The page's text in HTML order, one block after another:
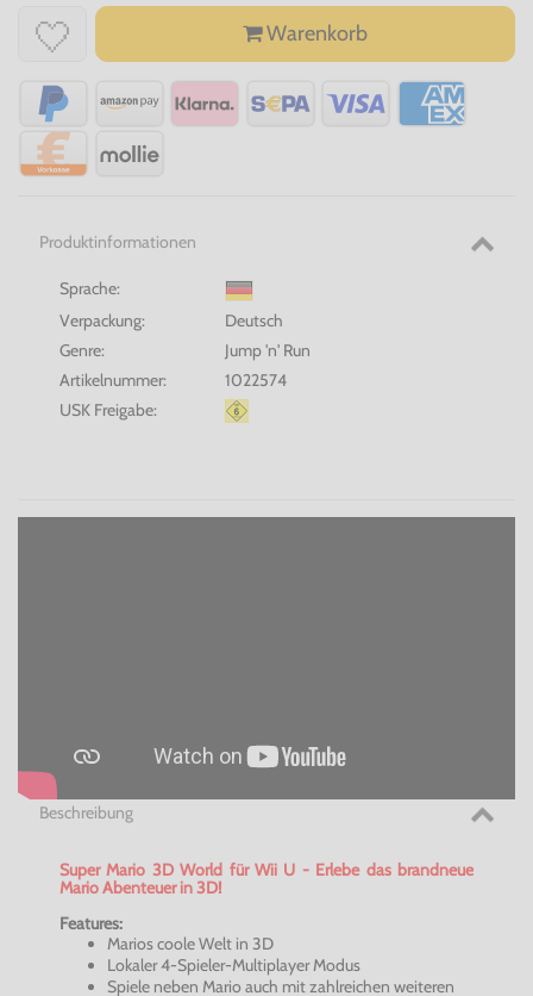
Warenkorb
Produktinformationen
Sprache:
Verpackung:
Deutsch
Genre:
Jump 'n' Run
Artikelnummer:
1022574
USK Freigabe:
Beschreibung
Super Mario 3D World für Wii U - Erlebe das brandneue
Mario Abenteuer in 3D!
Features:
Marios coole Welt in 3D
Lokaler 4-Spieler-Multiplayer Modus
Spiele neben Mario auch mit zahlreichen weiteren